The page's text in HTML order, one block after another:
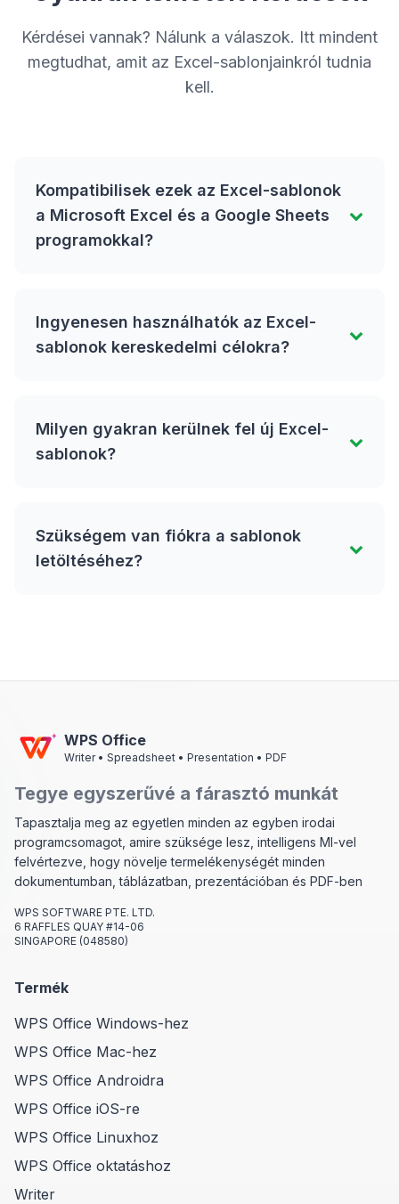
Kérdései vannak? Nálunk a válaszok. Itt mindent
megtudhat, amit az Excel-sablonjainkról tudnia
kell.
Kompatibilisek ezek az Excel-sablonok
a Microsoft Excel és a Google Sheets
programokkal?
Ingyenesen használhatók az Excel-
sablonok kereskedelmi célokra?
Milyen gyakran kerülnek fel új Excel-
sablonok?
Szükségem van fiókra a sablonok
letöltéséhez?
WPS Office
Writer • Spreadsheet • Presentation • PDF
Tegye egyszerűvé a fárasztó munkát
Tapasztalja meg az egyetlen minden az egyben irodai
programcsomagot, amire szüksége lesz, intelligens MI-vel
felvértezve, hogy növelje termelékenységét minden
dokumentumban, táblázatban, prezentációban és PDF-ben
WPS SOFTWARE PTE. LTD.
6 RAFFLES QUAY #14-06
SINGAPORE (048580)
Termék
WPS Office Windows-hez
WPS Office Mac-hez
WPS Office Androidra
WPS Office iOS-re
WPS Office Linuxhoz
WPS Office oktatáshoz
Writer